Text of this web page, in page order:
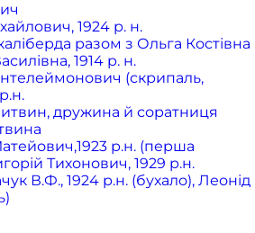
1924 р. н.
разом з Ольга Костівна
1914 р. н.
(скрипаль,
дружина й соратниця
р.н. (перша
Тихонович, 1929 р.н.
В.Ф., 1924 р.н. (бухало), Леонід